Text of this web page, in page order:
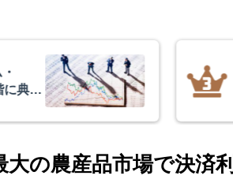
典型
の農産品市場で決済